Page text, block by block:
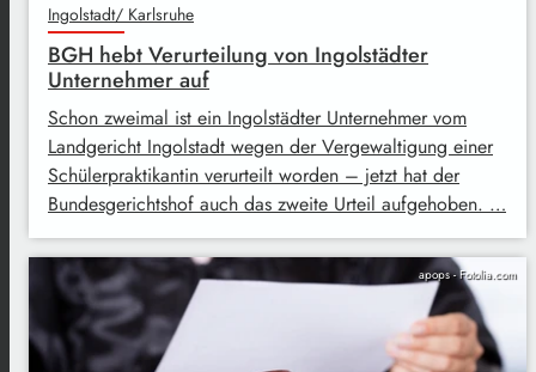
Ingolstadt/ Karlsruhe
BGH hebt Verurteilung von Ingolstädter
Unternehmer auf
Schon zweimal ist ein Ingolstädter Unternehmer vom
Landgericht Ingolstadt wegen der Vergewaltigung einer
Schülerpraktikantin verurteilt worden – jetzt hat der
Bundesgerichtshof auch das zweite Urteil aufgehoben. …
apops - Fotolia.com